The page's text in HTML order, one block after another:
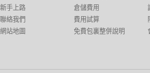
新手上路
聯絡我們
網站地圖
倉儲費用
費用試算
免費包裏整併說明